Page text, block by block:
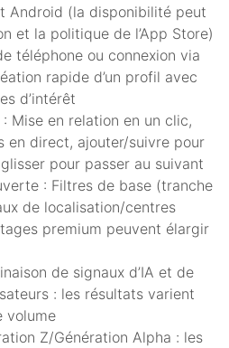
Android (la disponibilité peut
et la politique de l’App Store)
téléphone ou connexion via
rapide d’un profil avec
d’intérêt
Mise en relation en un clic,
en direct, ajouter/suivre pour
pour passer au suivant
: Filtres de base (tranche
de localisation/centres
premium peuvent élargir
de signaux d’IA et de
: les résultats varient
volume
Z/Génération Alpha : les